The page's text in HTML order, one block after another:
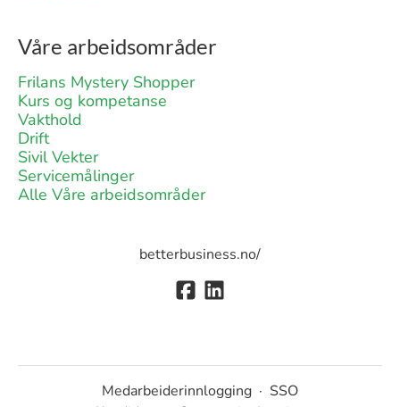
Våre arbeidsområder
Frilans Mystery Shopper
Kurs og kompetanse
Vakthold
Drift
Sivil Vekter
Servicemålinger
Alle Våre arbeidsområder
betterbusiness.no/
Medarbeiderinnlogging · SSO